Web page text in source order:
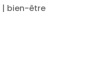
| bien-être